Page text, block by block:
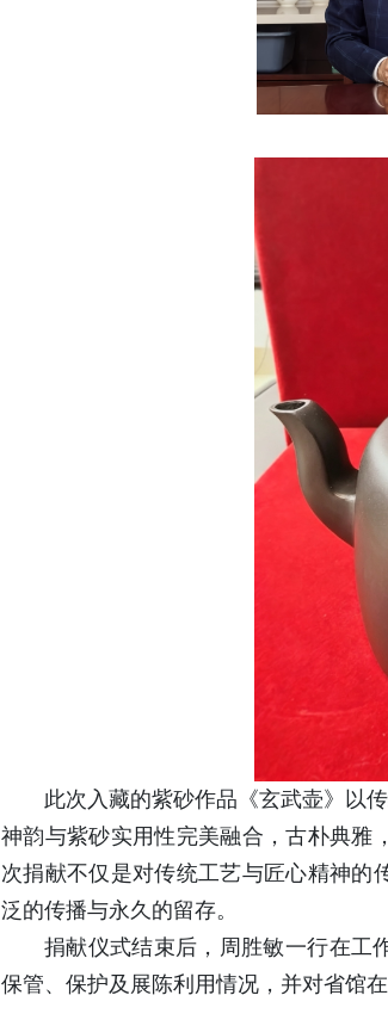
此次入藏的紫砂作品《玄武壶》以
神韵与紫砂实用性完美融合，古朴典雅
次捐献不仅是对传统工艺与匠心精神的
泛的传播与永久的留存。
捐献仪式结束后，周胜敏一行在工
保管、保护及展陈利用情况，并对省馆